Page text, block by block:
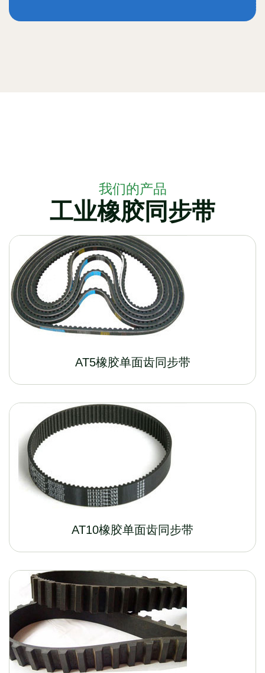
我们的产品
工业橡胶同步带
AT5橡胶单面齿同步带
AT10橡胶单面齿同步带